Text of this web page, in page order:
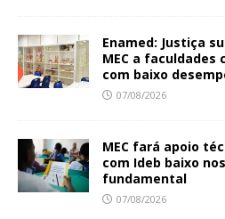
Enamed: Justiça
MEC a faculdades
com baixo
07/08/2026
MEC fará apoio
com Ideb baixo
fundamental
07/08/2026